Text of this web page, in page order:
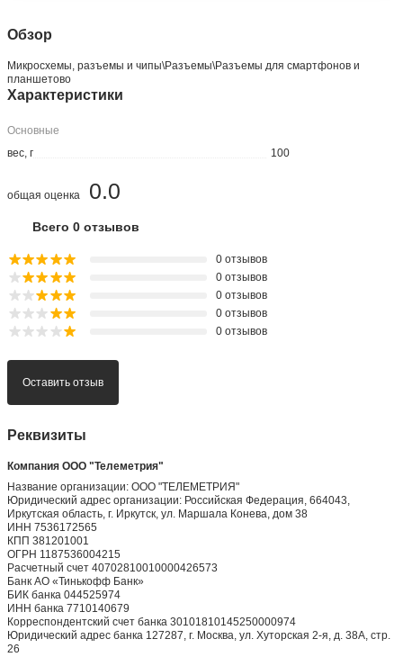
Обзор
Микросхемы, разъемы и чипы\Разъемы\Разъемы для смартфонов и
планшетово
Характеристики
Основные
вес, г
100
0.0
общая оценка
Всего 0 отзывов
0 отзывов
0 отзывов
0 отзывов
0 отзывов
0 отзывов
Оставить отзыв
Реквизиты
Компания ООО "Телеметрия"
Название организации: ООО "ТЕЛЕМЕТРИЯ"
Юридический адрес организации: Российская Федерация, 664043,
Иркутская область, г. Иркутск, ул. Маршала Конева, дом 38
ИНН 7536172565
КПП 381201001
ОГРН 1187536004215
Расчетный счет 40702810010000426573
Банк АО «Тинькофф Банк»
БИК банка 044525974
ИНН банка 7710140679
Корреспондентский счет банка 30101810145250000974
Юридический адрес банка 127287, г. Москва, ул. Хуторская 2-я, д. 38А, стр.
26